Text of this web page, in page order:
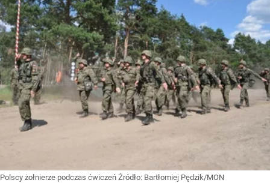
Polscy żołnierze podczas ćwiczeń Źródło: Bartłomiej Pędzik/MON